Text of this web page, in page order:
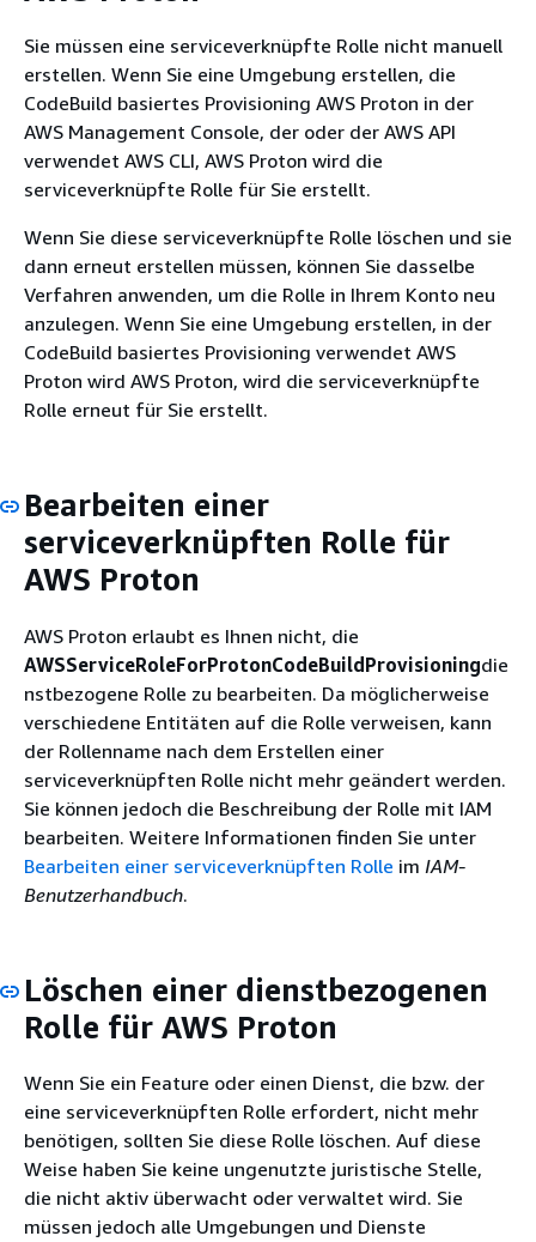
Sie müssen eine serviceverknüpfte Rolle nicht manuell
erstellen. Wenn Sie eine Umgebung erstellen, die
CodeBuild basiertes Provisioning AWS Proton in der
AWS Management Console, der oder der AWS API
verwendet AWS CLI, AWS Proton wird die
serviceverknüpfte Rolle für Sie erstellt.
Wenn Sie diese serviceverknüpfte Rolle löschen und sie
dann erneut erstellen müssen, können Sie dasselbe
Verfahren anwenden, um die Rolle in Ihrem Konto neu
anzulegen. Wenn Sie eine Umgebung erstellen, in der
CodeBuild basiertes Provisioning verwendet AWS
Proton wird AWS Proton, wird die serviceverknüpfte
Rolle erneut für Sie erstellt.
Bearbeiten einer
serviceverknüpften Rolle für
AWS Proton
AWS Proton erlaubt es Ihnen nicht, die
AWSServiceRoleForProtonCodeBuildProvisioningdie
nstbezogene Rolle zu bearbeiten. Da möglicherweise
verschiedene Entitäten auf die Rolle verweisen, kann
der Rollenname nach dem Erstellen einer
serviceverknüpften Rolle nicht mehr geändert werden.
Sie können jedoch die Beschreibung der Rolle mit IAM
bearbeiten. Weitere Informationen finden Sie unter
Bearbeiten einer serviceverknüpften Rolle im IAM-
Benutzerhandbuch.
Löschen einer dienstbezogenen
Rolle für AWS Proton
Wenn Sie ein Feature oder einen Dienst, die bzw. der
eine serviceverknüpften Rolle erfordert, nicht mehr
benötigen, sollten Sie diese Rolle löschen. Auf diese
Weise haben Sie keine ungenutzte juristische Stelle,
die nicht aktiv überwacht oder verwaltet wird. Sie
müssen jedoch alle Umgebungen und Dienste